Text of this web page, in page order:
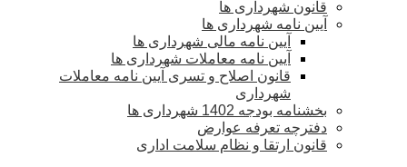
قانون شهرداری ها
آیین نامه شهرداری ها
آیین نامه مالی شهرداری ها
آیین نامه معاملات شهرداری ها
قانون اصلاح و تسری آیین نامه معاملات
شهرداری
بخشنامه بودجه 1402 شهرداری ها
دفترچه تعرفه عوارض
قانون ارتقا و نظام سلامت اداری